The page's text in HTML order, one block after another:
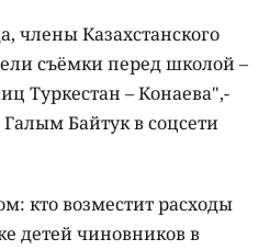
члены Казахстанского
съёмки перед школой –
Туркестан – Конаева",-
Галым Байтук в соцсети
кто возместит расходы
детей чиновников в